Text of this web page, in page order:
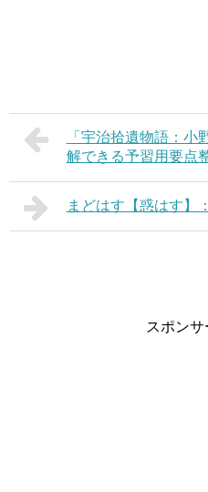
「宇治拾遺物語：小
解できる予習用要点
まどはす【惑はす】
スポンサ